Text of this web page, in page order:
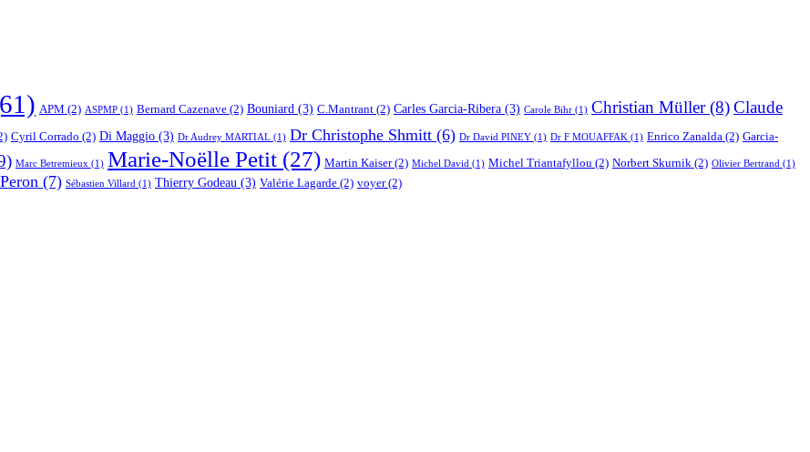
APM (2) ASPMP (1) Bernard Cazenave (2) Bouniard (3) C.Mantrant (2) Carles Garcia-Ribera (3) Carole Bihr (1) Christian Müller(8)Claude
Cyril Corrado (2) Di Maggio (3) Dr Audrey MARTIAL (1) Dr Christophe Shmitt (6) Dr David PINEY (1) Dr F MOUAFFAK (1) Enrico Zanalda (2) Garcia-
Marc Betremieux (1) Marie-Noëlle Petit (27) Martin Kaiser(2) Michel David (1) Michel Triantafyllou (2) Norbert Skurnik (2) Olivier Bertrand (1)
(7) Sébastien Villard (1) Thierry Godeau (3) Valérie Lagarde (2) voyer(2)